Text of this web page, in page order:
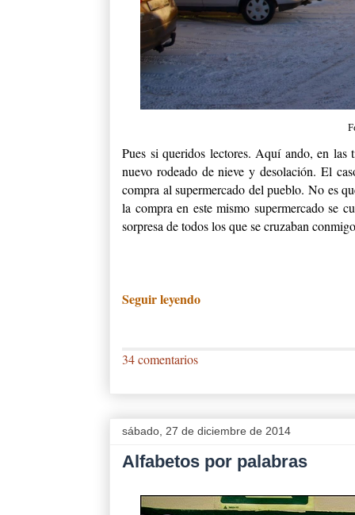
Pues si queridos lectores. Aquí ando, en
nuevo rodeado de nieve y desolación. El
compra al supermercado del pueblo. No es
la compra en este mismo supermercado se
sorpresa de todos los que se cruzaban
Seguir leyendo
34 comentarios
sábado, 27 de diciembre de 2014
Alfabetos por palabras